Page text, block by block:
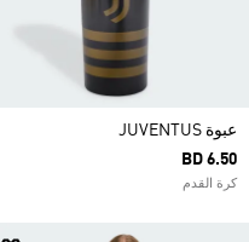
عبوة JUVENTUS
BD 6.50
كرة القدم